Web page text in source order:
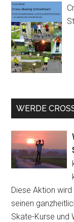
WERDE
Diese Aktion
seinen
Skate-Kurse und